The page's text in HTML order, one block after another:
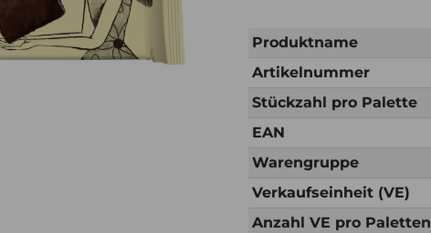
Produktname
Artikelnummer
Stückzahl pro Palette
EAN
Warengruppe
Verkaufseinheit (VE)
Anzahl VE pro